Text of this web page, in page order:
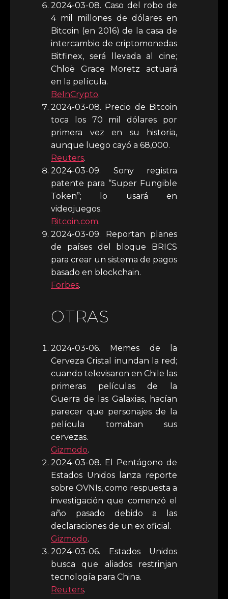
2024-03-08. Caso del robo de
4 mil millones de dólares en
Bitcoin (en 2016) de la casa de
intercambio de criptomonedas
Bitfinex, será llevada al cine;
Chloë Grace Moretz actuará
en la película.
BeInCrypto.
2024-03-08. Precio de Bitcoin
toca los 70 mil dólares por
primera vez en su historia,
aunque luego cayó a 68,000.
Reuters.
2024-03-09. Sony registra
patente para “Super Fungible
Token”; lo usará en
videojuegos.
Bitcoin.com.
2024-03-09. Reportan planes
de países del bloque BRICS
para crear un sistema de pagos
basado en blockchain.
Forbes.
OTRAS
2024-03-06. Memes de la
Cerveza Cristal inundan la red;
cuando televisaron en Chile las
primeras películas de la
Guerra de las Galaxias, hacían
parecer que personajes de la
película tomaban sus
cervezas.
Gizmodo.
2024-03-08. El Pentágono de
Estados Unidos lanza reporte
sobre OVNIs, como respuesta a
investigación que comenzó el
año pasado debido a las
declaraciones de un ex oficial.
Gizmodo.
2024-03-06. Estados Unidos
busca que aliados restrinjan
tecnología para China.
Reuters.